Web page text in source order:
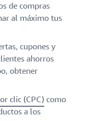
de compras
al máximo tus
cupones y
ahorros
obtener
clic (CPC) como
a los